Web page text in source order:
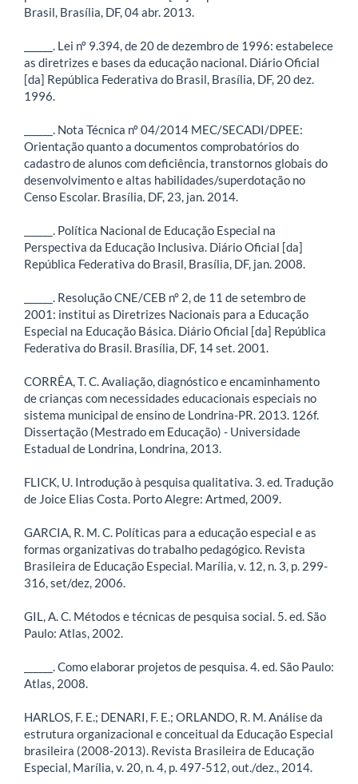
Brasil, Brasília, DF, 04 abr. 2013.
______. Lei nº 9.394, de 20 de dezembro de 1996: estabelece
as diretrizes e bases da educação nacional. Diário Oficial
[da] República Federativa do Brasil, Brasília, DF, 20 dez.
1996.
______. Nota Técnica nº 04/2014 MEC/SECADI/DPEE:
Orientação quanto a documentos comprobatórios do
cadastro de alunos com deficiência, transtornos globais do
desenvolvimento e altas habilidades/superdotação no
Censo Escolar. Brasília, DF, 23, jan. 2014.
______. Política Nacional de Educação Especial na
Perspectiva da Educação Inclusiva. Diário Oficial [da]
República Federativa do Brasil, Brasília, DF, jan. 2008.
______. Resolução CNE/CEB n° 2, de 11 de setembro de
2001: institui as Diretrizes Nacionais para a Educação
Especial na Educação Básica. Diário Oficial [da] República
Federativa do Brasil. Brasília, DF, 14 set. 2001.
CORRÊA, T. C. Avaliação, diagnóstico e encaminhamento
de crianças com necessidades educacionais especiais no
sistema municipal de ensino de Londrina-PR. 2013. 126f.
Dissertação (Mestrado em Educação) - Universidade
Estadual de Londrina, Londrina, 2013.
FLICK, U. Introdução à pesquisa qualitativa. 3. ed. Tradução
de Joice Elias Costa. Porto Alegre: Artmed, 2009.
GARCIA, R. M. C. Políticas para a educação especial e as
formas organizativas do trabalho pedagógico. Revista
Brasileira de Educação Especial. Marília, v. 12, n. 3, p. 299-
316, set/dez, 2006.
GIL, A. C. Métodos e técnicas de pesquisa social. 5. ed. São
Paulo: Atlas, 2002.
______. Como elaborar projetos de pesquisa. 4. ed. São Paulo:
Atlas, 2008.
HARLOS, F. E.; DENARI, F. E.; ORLANDO, R. M. Análise da
estrutura organizacional e conceitual da Educação Especial
brasileira (2008-2013). Revista Brasileira de Educação
Especial, Marília, v. 20, n. 4, p. 497-512, out./dez., 2014.